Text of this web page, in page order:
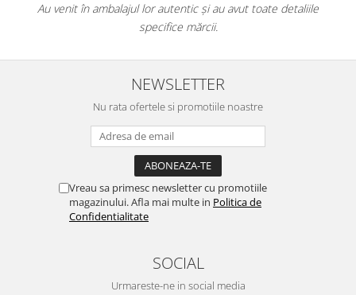
Au venit în ambalajul lor autentic și au avut toate detaliile
specifice mărcii.
NEWSLETTER
Nu rata ofertele si promotiile noastre
Vreau sa primesc newsletter cu promotiile
magazinului. Afla mai multe in Politica de
Confidentialitate
SOCIAL
Urmareste-ne in social media